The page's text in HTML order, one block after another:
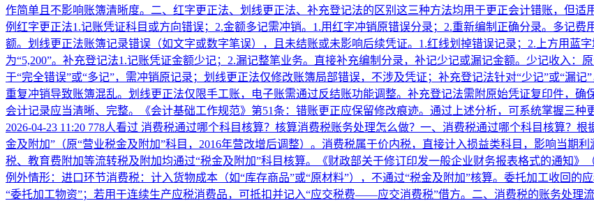
作简单且不影响账簿清晰度。二、红字更正法、划线更正法、补充登记法的区别这三种方法均用于更正会计错账，但
例‌‌红字更正法‌1.记账凭证科目或方向错误；2.金额多记需冲销。1.用红字冲销原错误分录；2.重新编制正确分录。多记
额。‌划线更正法‌账簿记录错误（如文字或数字笔误），且未结账或未影响后续凭证。1.红线划掉错误记录；2.上方用蓝
为“5,200”。‌补充登记法‌1.记账凭证金额少记；2.漏记整笔业务。直接补充编制分录，补记少记或漏记金额。少记收入：
于“完全错误”或“多记”，需冲销原记录；‌划线更正法‌仅修改账簿局部错误，不涉及凭证；‌补充登记法‌针对“少记”或“漏
重复冲销导致账簿混乱。‌划线更正法‌仅限手工账，电子账需通过反结账功能调整。‌补充登记法‌需附原始凭证复印件，
会计记录应当清晰、完整。《会计基础工作规范》第51条：错账更正应保留修改痕迹。通过上述分析，可系统掌握三种
2026-04-23 11:20 778人看过 消费税通过哪个科目核算？核算消费税账务处理怎么做？ 一、消费税通过哪个科目核算？‌根
金及附加”‌（原“营业税金及附加”科目，2016年营改增后调整）。消费税属于价内税，直接计入损益类科目，影响当
税、教育费附加等流转税及附加均通过“税金及附加”科目核算。《财政部关于修订印发一般企业财务报表格式的通知》
例外情形‌：‌进口环节消费税‌：计入货物成本（如“库存商品”或“原材料”），不通过“税金及附加”核算。‌委托加工收回
“委托加工物资”；若用于连续生产应税消费品，可抵扣并记入“应交税费——应交消费税”借方。‌二、消费税的账务处理